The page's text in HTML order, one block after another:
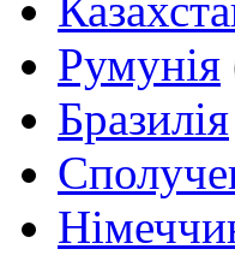
Румунія
Бразилія